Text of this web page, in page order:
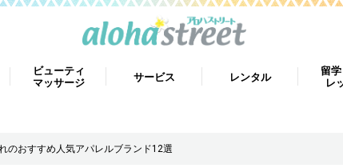
ビューティ
マッサージ
サービス レンタル
留
レ
のおすすめ人気アパレルブランド12選